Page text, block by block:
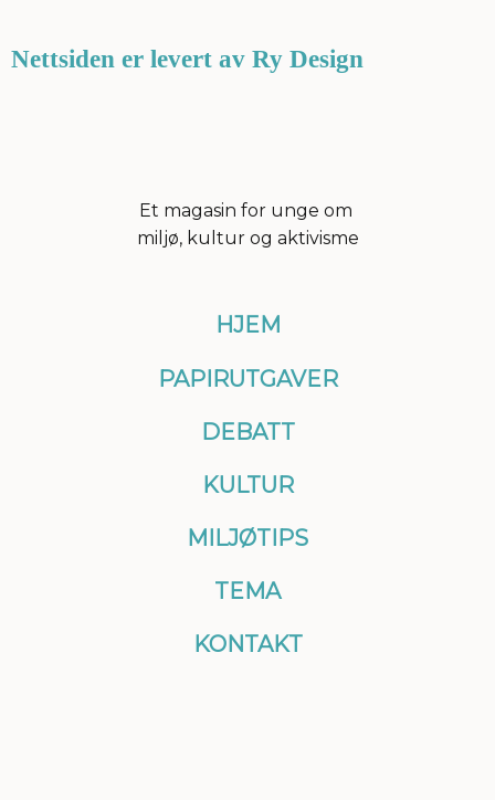
a
b
e
Nettsiden er levert av Ry Design
Et magasin for unge om
miljø, kultur og aktivisme
HJEM
PAPIRUTGAVER
DEBATT
KULTUR
MILJØTIPS
TEMA
KONTAKT